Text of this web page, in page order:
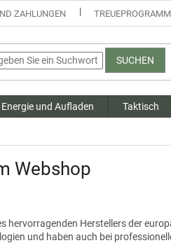
ZAHLUNGEN TREUEPROGRAMM
SUCHEN
Energie und Aufladen Taktisch
Webshop
hervorragenden Herstellers der
und haben auch bei